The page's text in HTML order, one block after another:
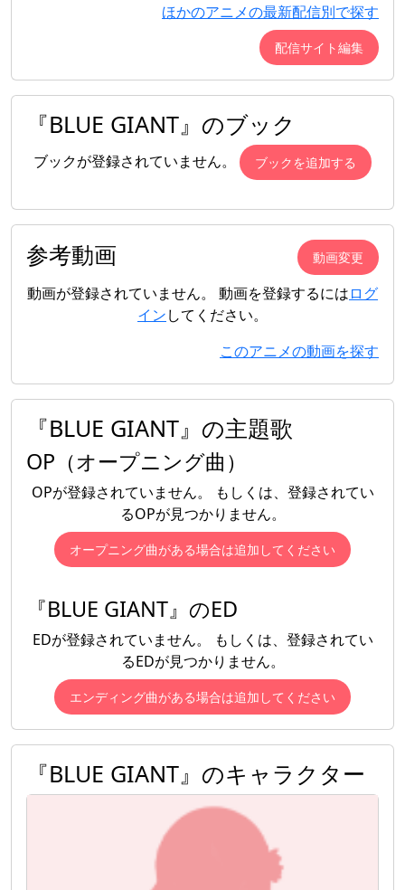
無謀と思われる目標に、必死に挑みながら成長していく
“JASS”は、次第に注目を集めるようになる。「So Blue」で
のライブ出演にも可能性が見え始め、目まぐるしい躍進が
このまま続いていくかに思えたが、ある思いもよらない出
来事が起こり…… 情熱の限りを音楽に注いだ青春。その果
てに見える景色とは―。
ほかのアニメの最新配信別で探す
配信サイト編集
『BLUE GIANT』のブック
ブックが登録されていません。 ブックを追加する
参考動画 動画変更
動画が登録されていません。 動画を登録するにはログ
インしてください。
このアニメの動画を探す
『BLUE GIANT』の主題歌
OP（オープニング曲）
OPが登録されていません。 もしくは、登録されてい
るOPが見つかりません。
オープニング曲がある場合は追加してください
『BLUE GIANT』のED
EDが登録されていません。 もしくは、登録されてい
るEDが見つかりません。
エンディング曲がある場合は追加してください
『BLUE GIANT』のキャラクター